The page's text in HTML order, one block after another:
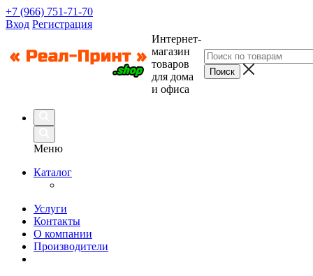
+7 (966) 751-71-70
Вход Регистрация
Интернет-
магазин
товаров
для дома
и офиса
Меню
Каталог
Услуги
Контакты
О компании
Производители